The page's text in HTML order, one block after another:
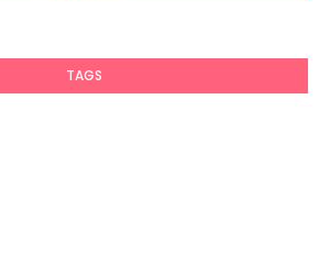
TAGS